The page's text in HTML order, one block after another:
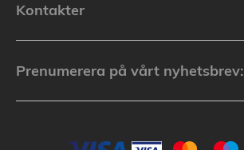
Kontakter
Prenumerera på vårt nyhetsbrev: